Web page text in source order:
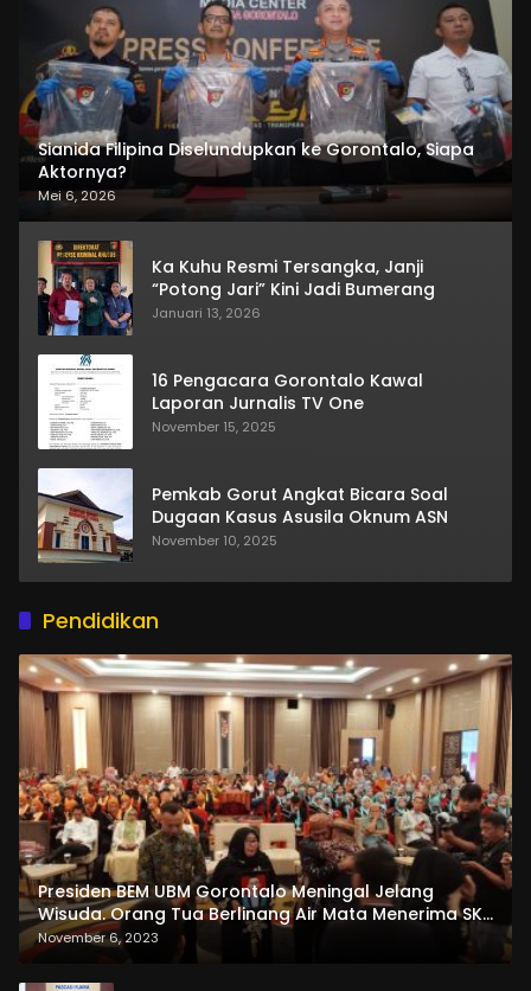
Sianida Filipina Diselundupkan ke Gorontalo, Siapa
Aktornya?
Mei 6, 2026
Ka Kuhu Resmi Tersangka, Janji
“Potong Jari” Kini Jadi Bumerang
Januari 13, 2026
16 Pengacara Gorontalo Kawal
Laporan Jurnalis TV One
November 15, 2025
Pemkab Gorut Angkat Bicara Soal
Dugaan Kasus Asusila Oknum ASN
November 10, 2025
Pendidikan
Presiden BEM UBM Gorontalo Meningal Jelang
Wisuda. Orang Tua Berlinang Air Mata Menerima SKL
dan Pemasangan Salempang
November 6, 2023